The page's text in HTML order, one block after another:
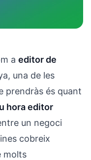
a editor de
una de les
prendràs és quant
hora editor
un negoci
cobreix
molts